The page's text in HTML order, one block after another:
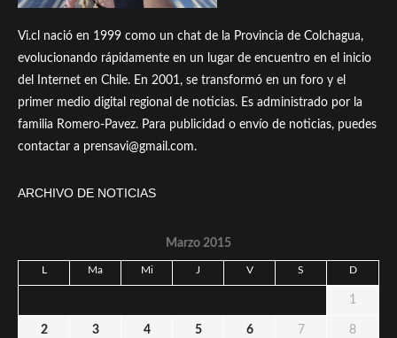
Vi.cl nació en 1999 como un chat de la Provincia de Colchagua,
evolucionando rápidamente en un lugar de encuentro en el inicio
del Internet en Chile. En 2001, se transformó en un foro y el
primer medio digital regional de noticias. Es administrado por la
familia Romero-Pavez. Para publicidad o envío de noticias, puedes
contactar a prensavi@gmail.com.
ARCHIVO DE NOTICIAS
Marzo 2015
L Ma Mi J V S D
1
2 3 4 5 6 7 8